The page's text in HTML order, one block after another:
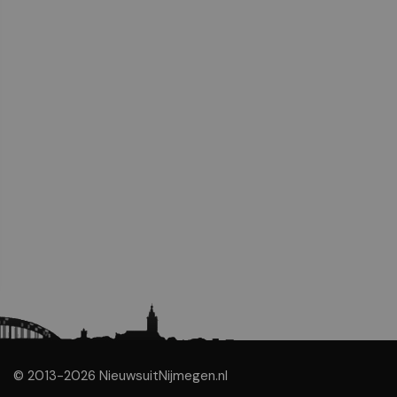
© 2013-2026 NieuwsuitNijmegen.nl